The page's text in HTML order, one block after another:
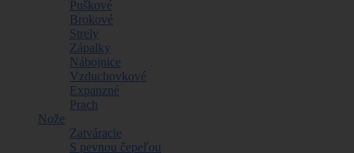
Puškové
Brokové
Strely
Zápalky
Nábojnice
Vzduchovkové
Expanzné
Prach
Nože
Zatváracie
S pevnou čepeľou